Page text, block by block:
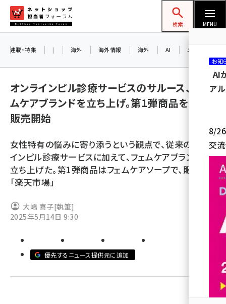
ン
ネットショップ担当者フォーラム
検索 MENU
amazon (2236)
楽天 (1865)
ecbeing (1204)
アスクル (1112)
base (1068)
revico (737)
連載・特集 | 海外 海外情報 海外 AI メタバース
オンラインピル診療サービスのサルース、フェ
ムケアブランドを立ち上げ。第1弾商品をECで
販売開始
女性特有の悩みに寄り添うという観点で、従来のオンラ
インピル診療サービスに加えて、フェムケアブランドを
立ち上げた。第1弾商品はフェムケアソープで、販路は
「楽天市場」
大嶋 喜子[執筆]
2025年5月14日 9:30
優先するニュース提供元に追加
お知
AI
ア
8/26
交